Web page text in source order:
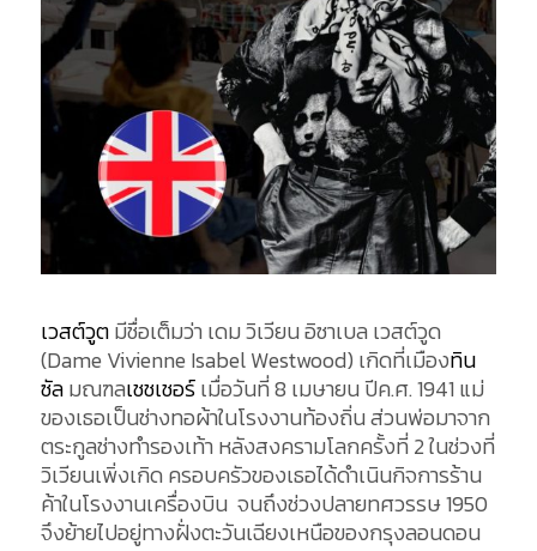
เวสต์วูตมีชื่อเต็มว่า เดม วิเวียน อิซาเบล เวสต์วูด
(Dame Vivienne Isabel Westwood) เกิดที่เมืองทิน
ซัลมณฑลเชชเชอร์เมื่อวันที่ 8 เมษายน ปีค.ศ. 1941 แม่
ของเธอเป็นช่างทอผ้าในโรงงานท้องถิ่น ส่วนพ่อมาจาก
ตระกูลช่างทำรองเท้า หลังสงครามโลกครั้งที่ 2 ในช่วงที่
วิเวียนเพิ่งเกิด ครอบครัวของเธอได้ดำเนินกิจการร้าน
ค้าในโรงงานเครื่องบิน จนถึงช่วงปลายทศวรรษ 1950
จึงย้ายไปอยู่ทางฝั่งตะวันเฉียงเหนือของกรุงลอนดอน